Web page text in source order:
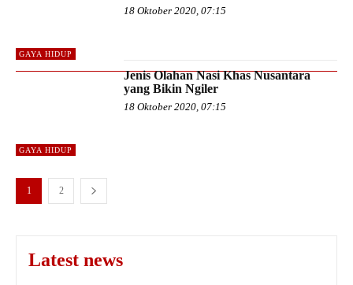
GAYA HIDUP
18 Oktober 2020, 07:15
GAYA HIDUP
Jenis Olahan Nasi Khas Nusantara
yang Bikin Ngiler
18 Oktober 2020, 07:15
1 2
Latest news